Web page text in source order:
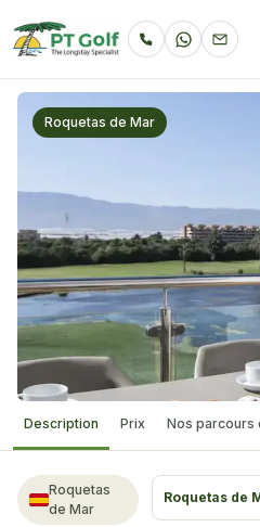
Roquetas de Mar
Description Prix Nos parcours
Roquetas de
Roquetas
de Mar